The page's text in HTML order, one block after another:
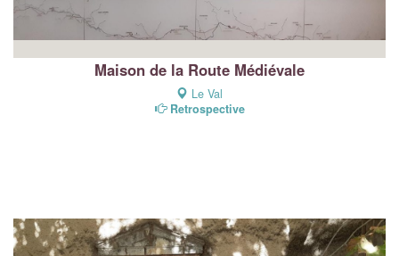
Maison de la Route Médiévale
Le Val
Retrospective